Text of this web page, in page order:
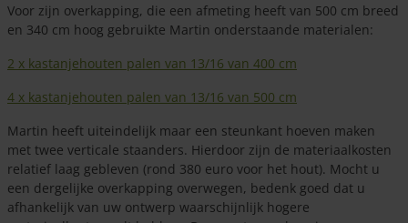
Voor zijn overkapping, die een afmeting heeft van 500 cm breed
en 340 cm hoog gebruikte Martin onderstaande materialen:
2 x kastanjehouten palen van 13/16 van 400 cm
4 x kastanjehouten palen van 13/16 van 500 cm
Martin heeft uiteindelijk maar een steunkant hoeven maken
met twee verticale staanders. Hierdoor zijn de materiaalkosten
relatief laag gebleven (rond 380 euro voor het hout). Mocht u
een dergelijke overkapping overwegen, bedenk goed dat u
afhankelijk van uw ontwerp waarschijnlijk hogere